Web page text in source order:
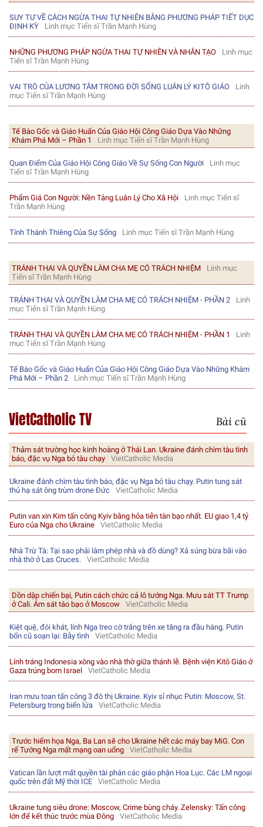
SUY TƯ VỀ CÁCH NGỪA THAI TỰ NHIÊN BẰNG PHƯƠNG PHÁP TIẾT DỤC
ĐỊNH KỲ
Linh mục Tiến sĩ Trần Mạnh Hùng
NHỮNG PHƯƠNG PHÁP NGỪA THAI TỰ NHIÊN VÀ NHÂN TẠO
Linh mục
Tiến sĩ Trần Mạnh Hùng
VAI TRÒ CỦA LƯƠNG TÂM TRONG ĐỜI SỐNG LUÂN LÝ KITÔ GIÁO
Linh
mục Tiến sĩ Trần Mạnh Hùng
Tế Bào Gốc và Giáo Huấn Của Giáo Hội Công Giáo Dựa Vào Những
Khám Phá Mới – Phần 1
Linh mục Tiến sĩ Trần Mạnh Hùng
Quan Điểm Của Giáo Hội Công Giáo Về Sự Sống Con Người
Linh mục
Tiến sĩ Trần Mạnh Hùng
Phẩm Giá Con Người: Nền Tảng Luân Lý Cho Xã Hội
Linh mục Tiến sĩ
Trần Mạnh Hùng
Tính Thánh Thiêng Của Sự Sống Linh mục Tiến sĩ Trần Mạnh Hùng
TRÁNH THAI VÀ QUYỀN LÀM CHA MẸ CÓ TRÁCH NHIỆM
Linh mục
Tiến sĩ Trần Mạnh Hùng
TRÁNH THAI VÀ QUYỀN LÀM CHA MẸ CÓ TRÁCH NHIỆM - PHẦN 2
Linh
mục Tiến sĩ Trần Mạnh Hùng
TRÁNH THAI VÀ QUYỀN LÀM CHA MẸ CÓ TRÁCH NHIỆM - PHẦN 1
Linh
mục Tiến sĩ Trần Mạnh Hùng
Tế Bào Gốc và Giáo Huấn Của Giáo Hội Công Giáo Dựa Vào Những Khám
Phá Mới – Phần 2
Linh mục Tiến sĩ Trần Mạnh Hùng
VietCatholic TV Bài cũ
Thảm sát trường học kinh hoàng ở Thái Lan. Ukraine đánh chìm tàu tình
báo, đặc vụ Nga bỏ tàu chạy
VietCatholic Media
Ukraine đánh chìm tàu tình báo, đặc vụ Nga bỏ tàu chạy. Putin tung sát
thủ hạ sát ông trùm drone Đức
VietCatholic Media
Putin van xin Kim tấn công Kyiv bằng hỏa tiễn tàn bạo nhất. EU giao 1,4 tỷ
Euro của Nga cho Ukraine
VietCatholic Media
Nhà Trừ Tà: Tại sao phải làm phép nhà và đồ dùng? Xả súng bừa bãi vào
nhà thờ ở Las Cruces.
VietCatholic Media
Dồn dập chiến bại, Putin cách chức cả lô tướng Nga. Mưu sát TT Trump
ở Cali. Ám sát táo bạo ở Moscow
VietCatholic Media
Kiệt quệ, đói khát, lính Nga treo cờ trắng trên xe tăng ra đầu hàng. Putin
bổn cũ soạn lại: Bẫy tình
VietCatholic Media
Lính tráng Indonesia xông vào nhà thờ giữa thánh lễ. Bệnh viện Kitô Giáo ở
Gaza trúng bom Israel
VietCatholic Media
Iran mưu toan tấn công 3 đô thị Ukraine. Kyiv sỉ nhục Putin: Moscow, St.
Petersburg trong biển lửa
VietCatholic Media
Trước hiểm họa Nga, Ba Lan sẽ cho Ukraine hết các máy bay MiG. Con
rể Tướng Nga mất mạng oan uổng
VietCatholic Media
Vatican lần lượt mất quyền tài phán các giáo phận Hoa Lục. Các LM ngoại
quốc trên đất Mỹ thời ICE
VietCatholic Media
Ukraine tung siêu drone: Moscow, Crime bùng cháy. Zelensky: Tấn công
lớn để kết thúc trước mùa Đông
VietCatholic Media